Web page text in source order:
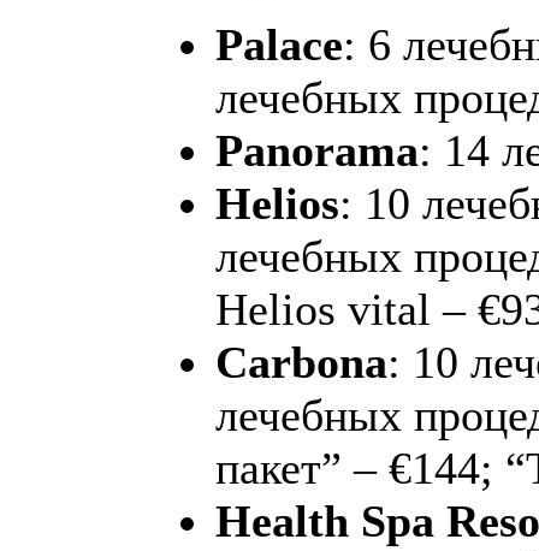
Palace: 6
лечебных
Panorama: 14
Helios: 10
лечебных
Helios vital –
Carbona: 10
лечебных
пакет” – €144;
Health Spa